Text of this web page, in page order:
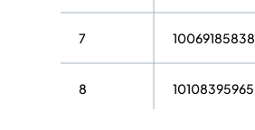
7 10069185838
8 10108395965